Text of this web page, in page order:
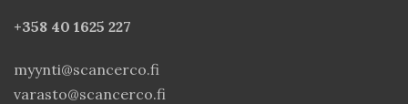
+358 40 1625 227
myynti@scancerco.fi
varasto@scancerco.fi